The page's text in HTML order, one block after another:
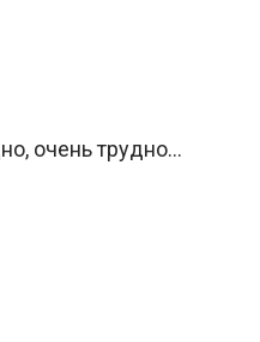
очень трудно…